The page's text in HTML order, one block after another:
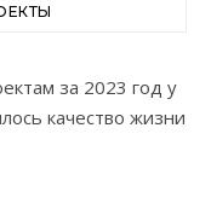
за 2023 год у
качество жизни